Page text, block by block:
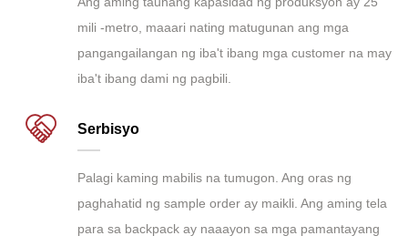
mili -metro, maaari nating matugunan ang mga
pangangailangan ng iba't ibang mga customer na may
iba't ibang dami ng pagbili.
Serbisyo
Palagi kaming mabilis na tumugon. Ang oras ng
paghahatid ng sample order ay maikli. Ang aming tela
para sa backpack ay naaayon sa mga pamantayang